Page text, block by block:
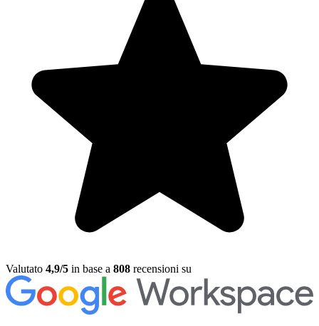
Valutato 4,9/5 in base a 808 recensioni su